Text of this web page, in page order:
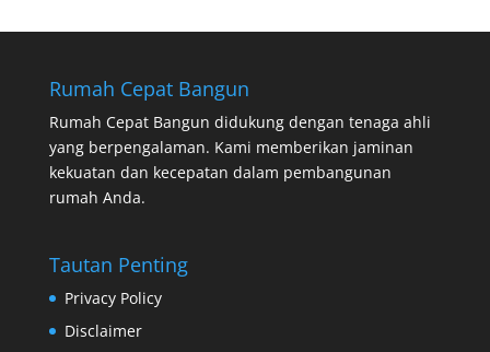
Rumah Cepat Bangun
Rumah Cepat Bangun didukung dengan tenaga ahli
yang berpengalaman. Kami memberikan jaminan
kekuatan dan kecepatan dalam pembangunan
rumah Anda.
Tautan Penting
Privacy Policy
Disclaimer